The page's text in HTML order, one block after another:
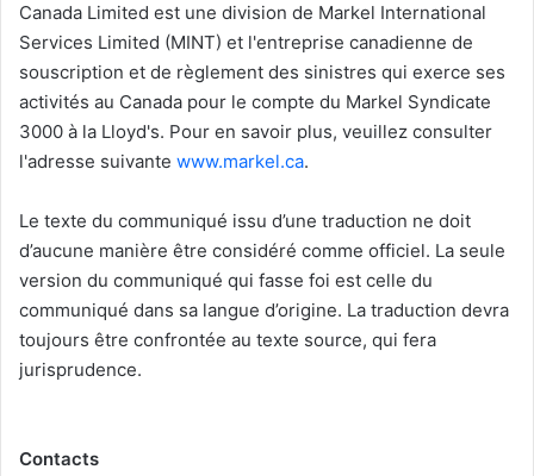
Canada Limited est une division de Markel International
Services Limited (MINT) et l'entreprise canadienne de
souscription et de règlement des sinistres qui exerce ses
activités au Canada pour le compte du Markel Syndicate
3000 à la Lloyd's. Pour en savoir plus, veuillez consulter
l'adresse suivante www.markel.ca.
Le texte du communiqué issu d’une traduction ne doit
d’aucune manière être considéré comme officiel. La seule
version du communiqué qui fasse foi est celle du
communiqué dans sa langue d’origine. La traduction devra
toujours être confrontée au texte source, qui fera
jurisprudence.
Contacts